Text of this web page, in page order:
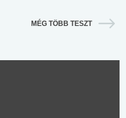
MÉG TÖBB TESZT